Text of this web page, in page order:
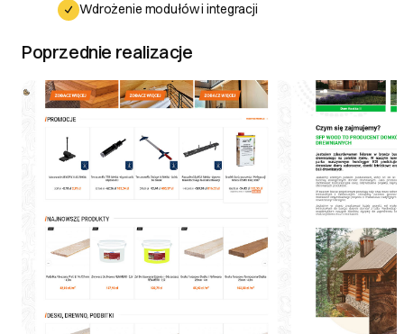
Wdrożenie modułów i integracji
Poprzednie realizacje